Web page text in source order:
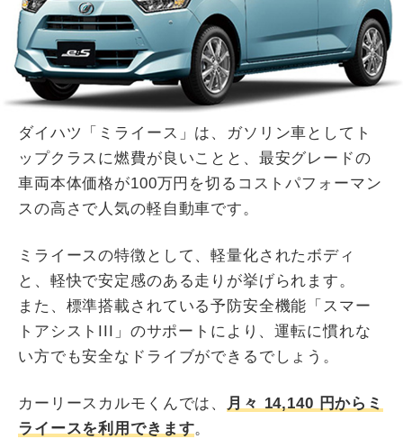
ダイハツ「ミライース」は、ガソリン車としてト
ップクラスに燃費が良いことと、最安グレードの
車両本体価格が100万円を切るコストパフォーマン
スの高さで人気の軽自動車です。
ミライースの特徴として、軽量化されたボディ
と、軽快で安定感のある走りが挙げられます。
また、標準搭載されている予防安全機能「スマー
トアシストIII」のサポートにより、運転に慣れな
い方でも安全なドライブができるでしょう。
カーリースカルモくんでは、 月々 14,140 円からミ
ライースを利用できます。